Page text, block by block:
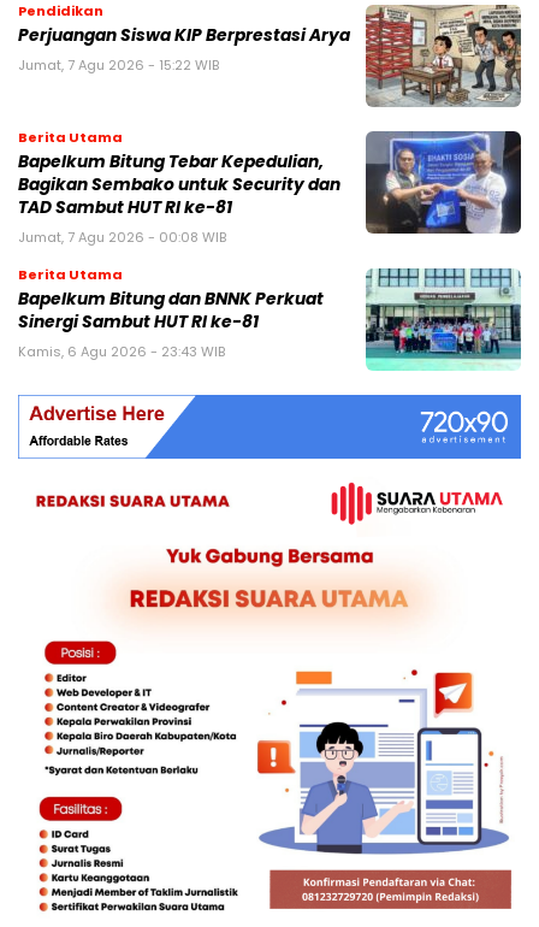
Pendidikan
Perjuangan Siswa KIP Berprestasi Arya
Jumat, 7 Agu 2026 - 15:22 WIB
Berita Utama
Bapelkum Bitung Tebar Kepedulian,
Bagikan Sembako untuk Security dan
TAD Sambut HUT RI ke-81
Jumat, 7 Agu 2026 - 00:08 WIB
Berita Utama
Bapelkum Bitung dan BNNK Perkuat
Sinergi Sambut HUT RI ke-81
Kamis, 6 Agu 2026 - 23:43 WIB